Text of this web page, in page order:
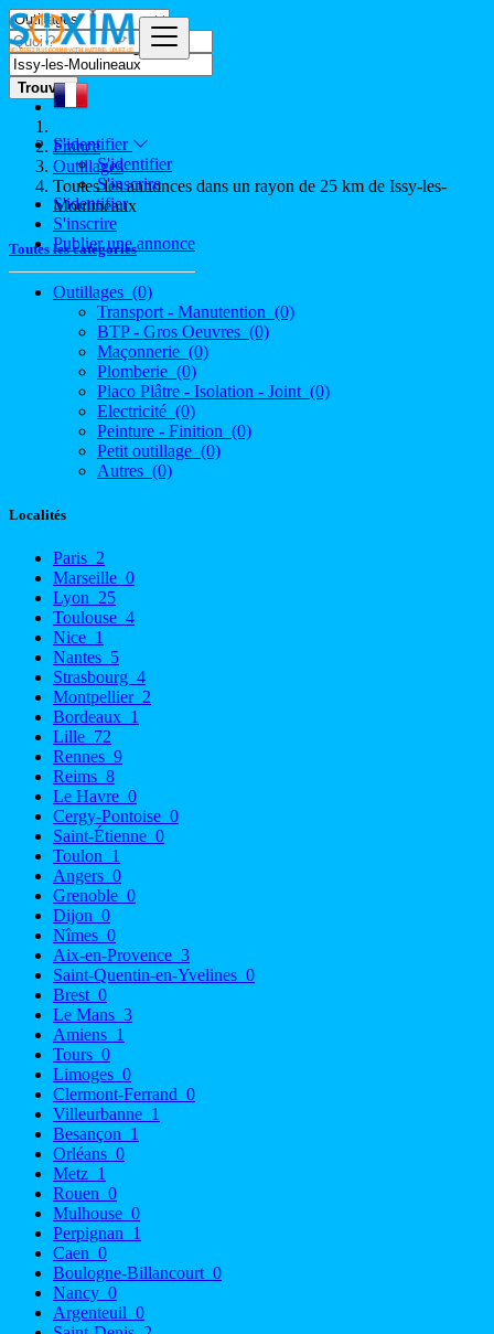
S'identifier
S'identifier
S'inscrire
S'identifier
S'inscrire
Publier une annonce
Trouver
France
Outillages
Toutes les annonces dans un rayon de 25 km de Issy-les-
Moulineaux
Toutes les catégories
Outillages (0)
Transport - Manutention (0)
BTP - Gros Oeuvres (0)
Maçonnerie (0)
Plomberie (0)
Placo Plâtre - Isolation - Joint (0)
Electricité (0)
Peinture - Finition (0)
Petit outillage (0)
Autres (0)
Localités
Paris 2
Marseille 0
Lyon 25
Toulouse 4
Nice 1
Nantes 5
Strasbourg 4
Montpellier 2
Bordeaux 1
Lille 72
Rennes 9
Reims 8
Le Havre 0
Cergy-Pontoise 0
Saint-Étienne 0
Toulon 1
Angers 0
Grenoble 0
Dijon 0
Nîmes 0
Aix-en-Provence 3
Saint-Quentin-en-Yvelines 0
Brest 0
Le Mans 3
Amiens 1
Tours 0
Limoges 0
Clermont-Ferrand 0
Villeurbanne 1
Besançon 1
Orléans 0
Metz 1
Rouen 0
Mulhouse 0
Perpignan 1
Caen 0
Boulogne-Billancourt 0
Nancy 0
Argenteuil 0